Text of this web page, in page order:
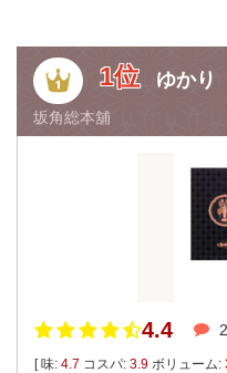
1位 ゆかり
坂角総本舖
4.4
[ 味: 4.7 コスパ: 3.9 ボリューム: